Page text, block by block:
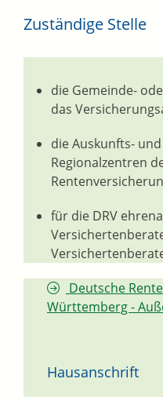
Zuständige Stelle
die Gemeinde-
das
die Auskunfts-
Regionalzentren
für die DRV
Deutsche
Württemberg -
Hausanschrift